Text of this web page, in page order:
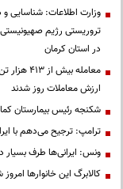
در استان کرمان
معامله
ارزش معاملات روز شدند
شکنجه رئیس بیمارستان
ترامپ: ترجیح می‌دهم با
ونس: ایرانی‌ها طرف بسیار
کالابرگ این خانوارها